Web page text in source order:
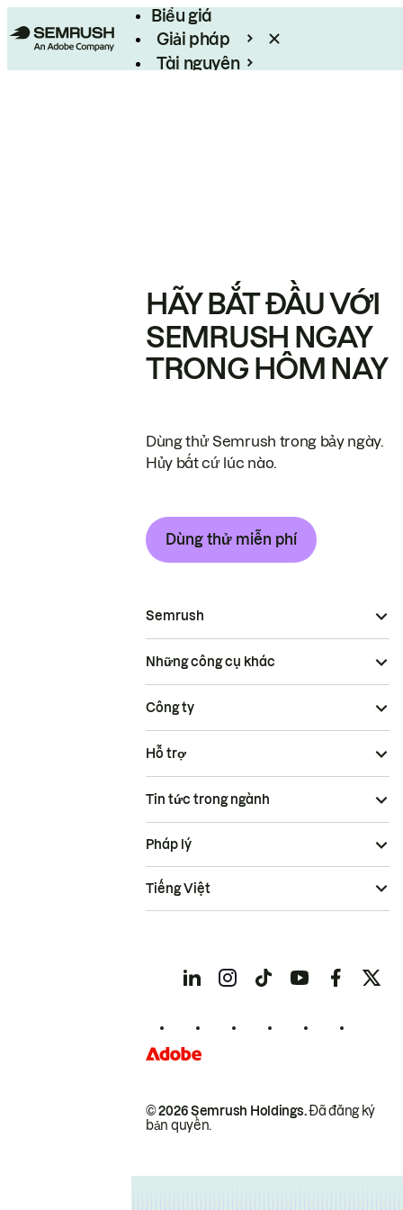
Biểu giá
Giải pháp
Tài nguyên
HÃY BẮT ĐẦU VỚI
SEMRUSH NGAY
TRONG HÔM NAY
Dùng thử Semrush trong bảy ngày.
Hủy bất cứ lúc nào.
Dùng thử miễn phí
Semrush
Những công cụ khác
Công ty
Hỗ trợ
Tin tức trong ngành
© 2026 Semrush Holdings.Đã đăng ký
bản quyền.
Pháp lý
Tiếng Việt